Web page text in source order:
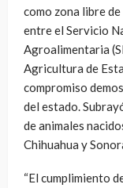
como zona libre
entre el Servicio
Agroalimentaria
Agricultura de
compromiso
del estado.
de animales
Chihuahua y
“El cumplimiento